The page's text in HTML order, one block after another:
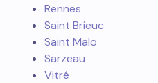
Rennes
Saint Brieuc
Saint Malo
Sarzeau
Vitré